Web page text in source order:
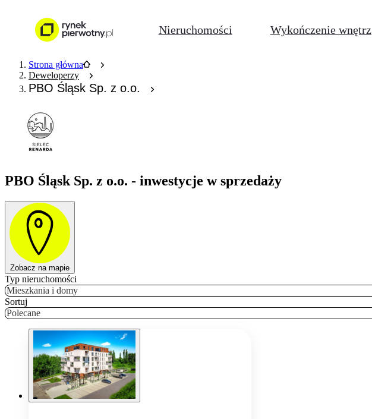
Nieruchomości Wykończenie wnętrz
Strona główna
Deweloperzy
PBO Śląsk Sp. z o.o.
PBO Śląsk Sp. z o.o. - inwestycje w sprzedaży
Zobacz na mapie
Typ nieruchomości
Mieszkania i domy
Sortuj
Polecane